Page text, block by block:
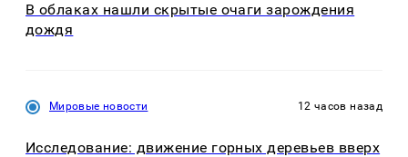
В облаках нашли скрытые очаги зарождения
дождя
Мировые новости 12 часов назад
Исследование: движение горных деревьев вверх